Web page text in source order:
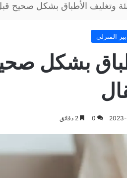
وتغليف الأطباق بشكل صحيح قبل
المنزلي
بشكل
0